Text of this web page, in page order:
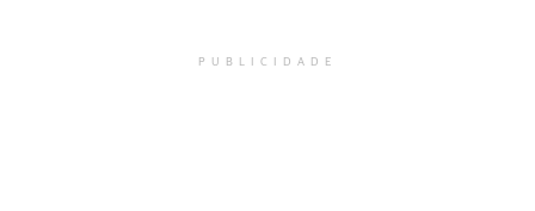
PUBLICIDADE